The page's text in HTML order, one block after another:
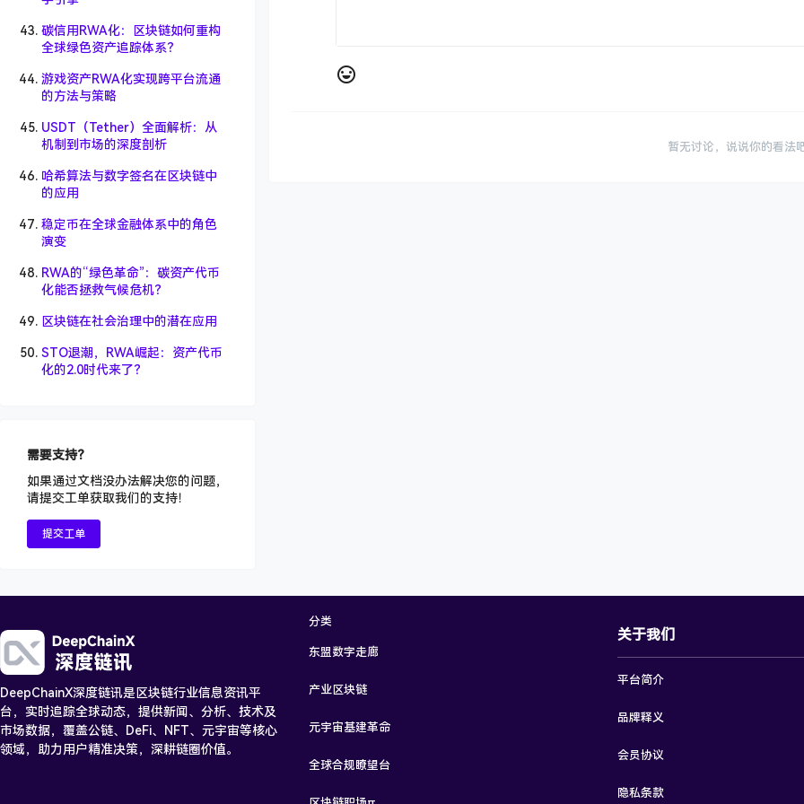
碳信用RWA化：区块链如何重构
全球绿色资产追踪体系？
游戏资产RWA化实现跨平台流通
的方法与策略
USDT（Tether）全面解析：从
机制到市场的深度剖析
哈希算法与数字签名在区块链中
的应用
稳定币在全球金融体系中的角色
演变
RWA的“绿色革命”：碳资产代币
化能否拯救气候危机？
区块链在社会治理中的潜在应用
STO退潮，RWA崛起：资产代币
化的2.0时代来了？
需要支持？
如果通过文档没办法解决您的问题，
请提交工单获取我们的支持！
提交工单
暂无讨论，说说你的看法
DeepChainX深度链讯是区块链行业信息资讯平
台，实时追踪全球动态，提供新闻、分析、技术及
市场数据，覆盖公链、DeFi、NFT、元宇宙等核心
领域，助力用户精准决策，深耕链圈价值。
分类
东盟数字走廊
产业区块链
元宇宙基建革命
全球合规瞭望台
关于我们
平台简介
品牌释义
会员协议
隐私条款